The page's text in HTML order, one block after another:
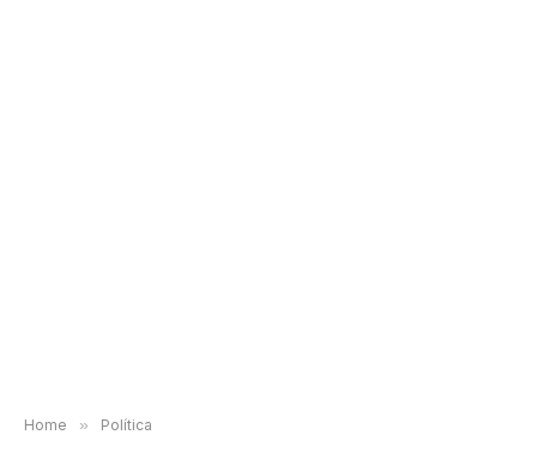
Home » Política